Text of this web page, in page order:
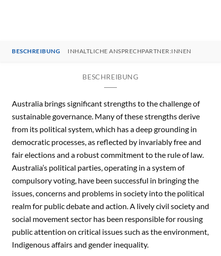
BESCHREIBUNG INHALTLICHE ANSPRECHPARTNER:INNEN
BESCHREIBUNG
Australia brings significant strengths to the challenge of
sustainable governance. Many of these strengths derive
from its political system, which has a deep grounding in
democratic processes, as reflected by invariably free and
fair elections and a robust commitment to the rule of law.
Australia’s political parties, operating in a system of
compulsory voting, have been successful in bringing the
issues, concerns and problems in society into the political
realm for public debate and action. A lively civil society and
social movement sector has been responsible for rousing
public attention on critical issues such as the environment,
Indigenous affairs and gender inequality.